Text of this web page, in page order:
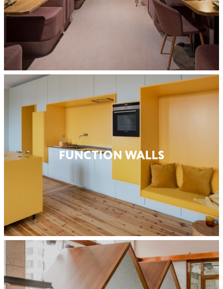
FUNCTION WALLS